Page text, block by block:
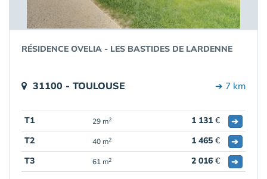
RÉSIDENCE OVELIA - LES BASTIDES DE LARDENNE
31100 - TOULOUSE ➔ 7 km
T1 29 m2 1 131 €
➔
T2
40 m2 1 465 €
➔
T3
61 m2 2 016 € ➔